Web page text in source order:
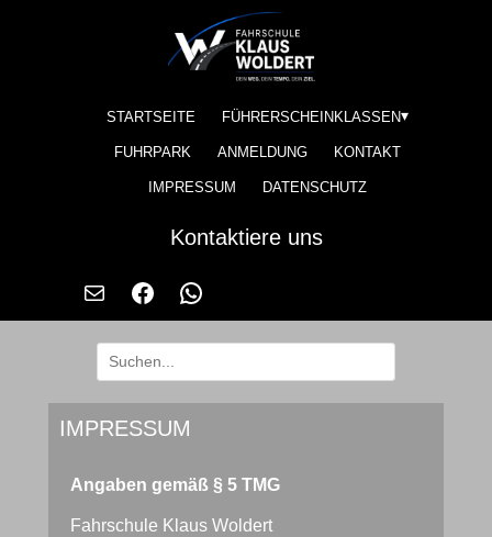
STARTSEITE FÜHRERSCHEINKLASSEN
FUHRPARK ANMELDUNG KONTAKT
IMPRESSUM DATENSCHUTZ
Kontaktiere uns
IMPRESSUM
Angaben gemäß § 5 TMG
Fahrschule Klaus Woldert